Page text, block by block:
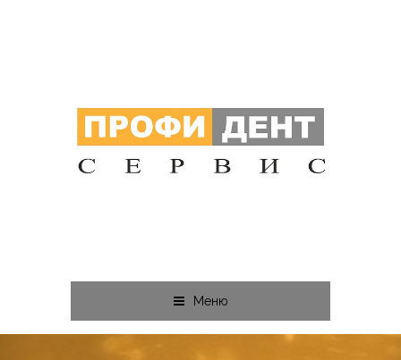
Меню